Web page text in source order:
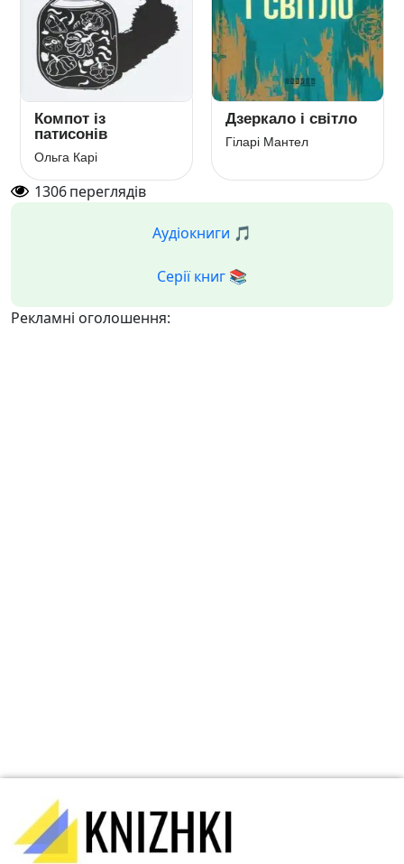
Компот із
патисонів
Ольга Карі
Дзеркало і світло
Гіларі Мантел
1306переглядів
Аудіокниги 🎵
Серії книг 📚
Рекламні оголошення: